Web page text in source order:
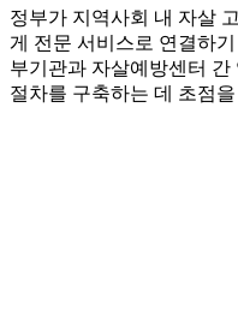
정부가 지역사회 내 자살
게 전문 서비스로 연결하
부기관과 자살예방센터 간
절차를 구축하는 데 초점